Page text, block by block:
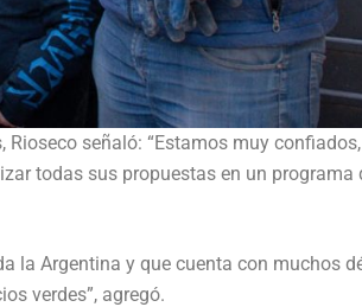
señaló: “Estamos muy confiados,
todas sus propuestas en un programa
la Argentina y que cuenta con muchos
verdes”, agregó.